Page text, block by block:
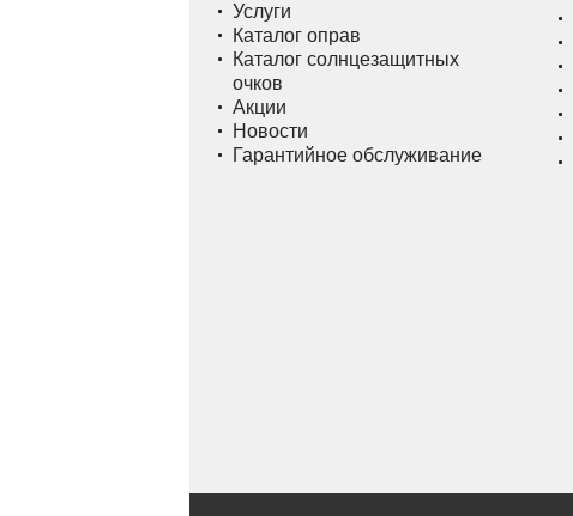
Услуги
Каталог оправ
Каталог солнцезащитных
очков
Акции
Новости
Гарантийное обслуживание